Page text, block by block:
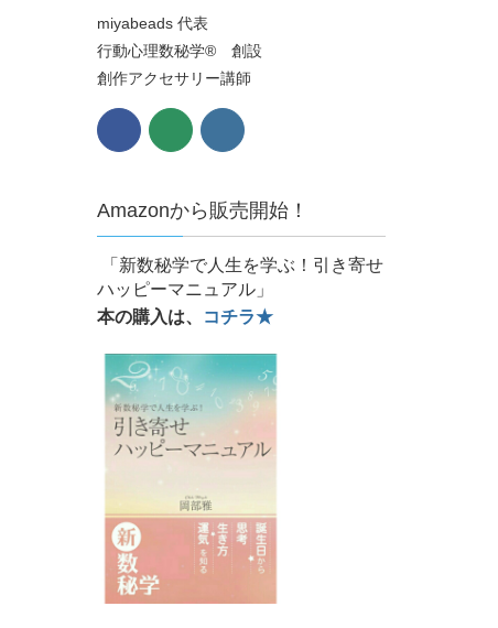
miyabeads 代表
行動心理数秘学® 創設
創作アクセサリー講師
Amazonから販売開始！
「新数秘学で人生を学ぶ！引き寄せ
ハッピーマニュアル」
本の購入は、
コチラ★